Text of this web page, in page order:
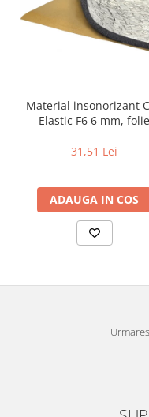
Material insonorizant
Elastic F6 6 mm, folie
31,51 Lei
ADAUGA IN COS